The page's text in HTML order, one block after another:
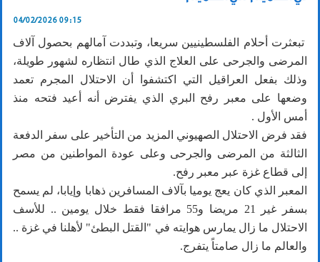
04/02/2026 09:15
تبعثرت أحلام الفلسطينيين سريعا، وتبددت آمالهم بحصول آلاف
المرضى والجرحى على العلاج الذي طال انتظاره لشهور طويلة،
وذلك بفعل العراقيل التي اكتشفوا أن الاحتلال المجرم تعمد
وضعها على معبر رفح البري الذي يفترض أنه أعيد فتحه منذ
أمس الأول .
فقد فرض الاحتلال الصهيوني المزيد من التأخير على سفر الدفعة
الثالثة من المرضى والجرحى وعلى عودة المواطنين من مصر
إلى قطاع غزة عبر معبر رفح.
المعبر الذي كان يعج يوميا بآلاف المسافرين ذهابا وإيابا، لم يسمح
بسفر غير 21 مريضا و55 مرافقا فقط خلال يومين .. للأسف
الاحتلال ما زال يمارس هوايته في "القتل البطئ" لأهلنا في غزة ..
والعالم ما زال صامتاً يتفرج.